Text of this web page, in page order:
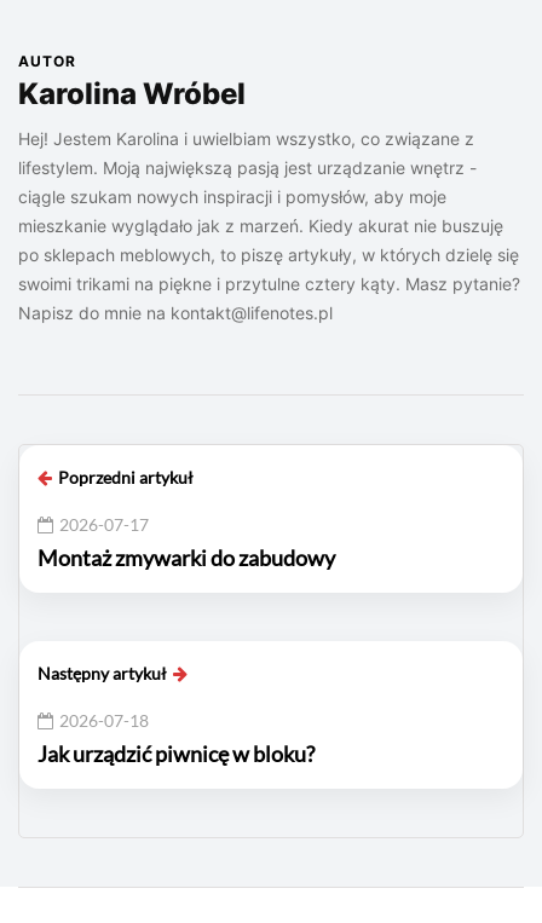
AUTOR
Karolina Wróbel
Hej! Jestem Karolina i uwielbiam wszystko, co związane z
lifestylem. Moją największą pasją jest urządzanie wnętrz -
ciągle szukam nowych inspiracji i pomysłów, aby moje
mieszkanie wyglądało jak z marzeń. Kiedy akurat nie buszuję
po sklepach meblowych, to piszę artykuły, w których dzielę się
swoimi trikami na piękne i przytulne cztery kąty. Masz pytanie?
Napisz do mnie na kontakt@lifenotes.pl
Poprzedni artykuł
2026-07-17
Montaż zmywarki do zabudowy
Następny artykuł
2026-07-18
Jak urządzić piwnicę w bloku?